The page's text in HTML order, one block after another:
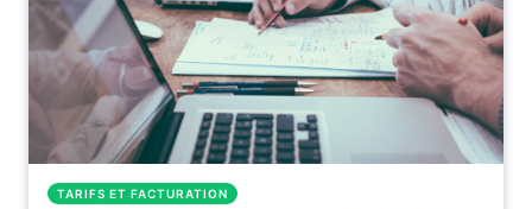
TARIFS ET FACTURATION